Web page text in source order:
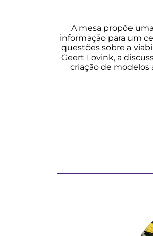
A mesa propõe
informação para um
questões sobre a
Geert Lovink, a
criação de modelos